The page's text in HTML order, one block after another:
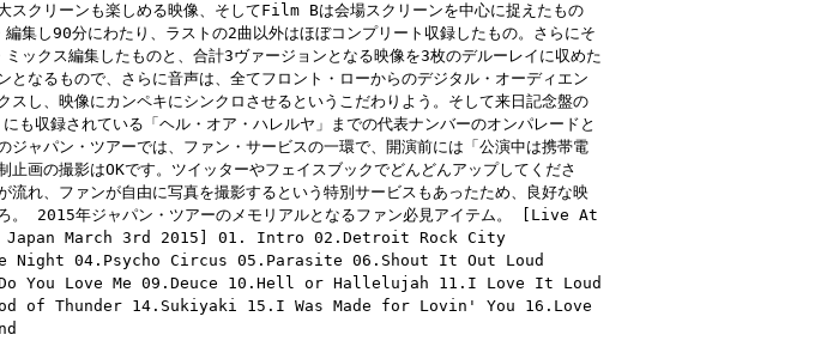
スクリーンも楽しめる映像、そしてFilm Bは会場スクリーンを中心に捉えたもの
集し90分にわたり、ラストの2曲以外はほぼコンプリート収録したもの。さらにそ
ックス編集したものと、合計3ヴァージョンとなる映像を3枚のデルーレイに収めた
となるもので、さらに音声は、全てフロント・ローからのデジタル・オーディエン
スし、映像にカンペキにシンクロさせるというこだわりよう。そして来日記念盤の
にも収録されている「ヘル・オア・ハレルヤ」までの代表ナンバーのオンパレードと
ジャパン・ツアーでは、ファン・サービスの一環で、開演前には「公演中は携帯電
止画の撮影はOKです。ツイッターやフェイスブックでどんどんアップしてくださ
流れ、ファンが自由に写真を撮影するという特別サービスもあったため、良好な映
。 2015年ジャパン・ツアーのメモリアルとなるファン必見アイテム。 [Live At
Japan March 3rd 2015] 01. Intro 02.Detroit Rock City
Night 04.Psycho Circus 05.Parasite 06.Shout It Out Loud
You Love Me 09.Deuce 10.Hell or Hallelujah 11.I Love It Loud
of Thunder 14.Sukiyaki 15.I Was Made for Lovin' You 16.Love